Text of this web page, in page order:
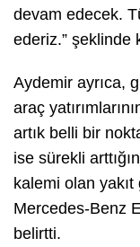
devam edecek.
ederiz.” şeklinde
Aydemir ayrıca,
araç
artık belli bir
ise sürekli
kalemi olan
Mercedes-Benz
belirtti.